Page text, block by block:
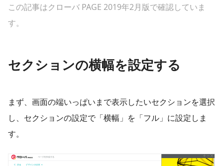
この記事はクローバ PAGE 2019年2月版で確認していま
す。
セクションの横幅を設定する
まず、画面の端いっぱいまで表示したいセクションを選択
し、セクションの設定で「横幅」を「フル」に設定しま
す。